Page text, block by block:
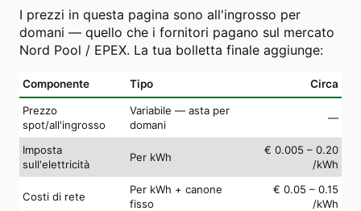
I prezzi in questa pagina sono all'ingrosso per
domani — quello che i fornitori pagano sul mercato
Nord Pool / EPEX. La tua bolletta finale aggiunge:
Componente Tipo Circa
Prezzo
spot/all'ingrosso
Variabile — asta per
domani
—
Imposta
sull'elettricità
Per kWh
€ 0.005 – 0.20
/kWh
Costi di rete
Per kWh + canone
fisso
€ 0.05 – 0.15
/kWh